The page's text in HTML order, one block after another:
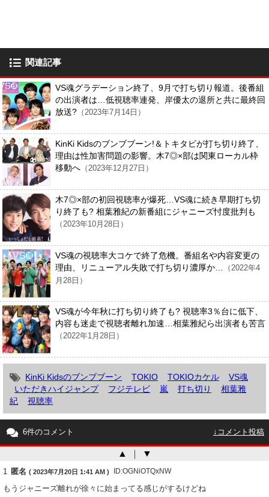
関連記事
VS魂グラデーション終了、9月で打ち切り報道。後番組
の出演者は…低視聴率連発、岸優太の退所と共に最終回
放送? （2023年7月14日）
KinKi Kidsのブンブブーン!＆トキタビが打ち切り終了、
理由は性加害問題の影響。木7◎×部は関東ローカル枠
移動へ （2023年12月27日）
木7◎×部の初回視聴率が爆死…VS魂に続き早期打ち切
り終了も? 相葉雅紀の新番組にジャニーズ忖度批判も
（2023年10月28日）
VS魂の視聴率大コケで終了危機。番組名や内容変更の
理由、リニューアル失敗で打ち切り濃厚か… （2022年4
月28日）
VS魂が今年秋に打ち切り終了も? 視聴率3％台に低下、
内容も迷走で視聴者離れ加速…相葉雅紀ら出演者も苦言
（2022年1月28日）
KinKi Kidsのブンブブーン TOKIO TOKIOカケル
VS魂
いただきハイジャンプ
フジテレビ 嵐 打ち切り
相葉雅
紀
視聴率
6件のコメント ↓コメント投稿
▲ ｜ ▼
1 匿名 ( 2023年7月20日 1:41 AM ) ID:OGNiOTQxNW
もうジャニーズ離れが徐々に始まってる感じがするけどね